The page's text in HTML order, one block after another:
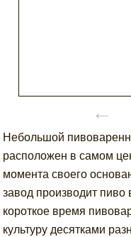
←
Небольшой
расположен в самом
момента своего
завод производит пиво
короткое время
культуру десятками